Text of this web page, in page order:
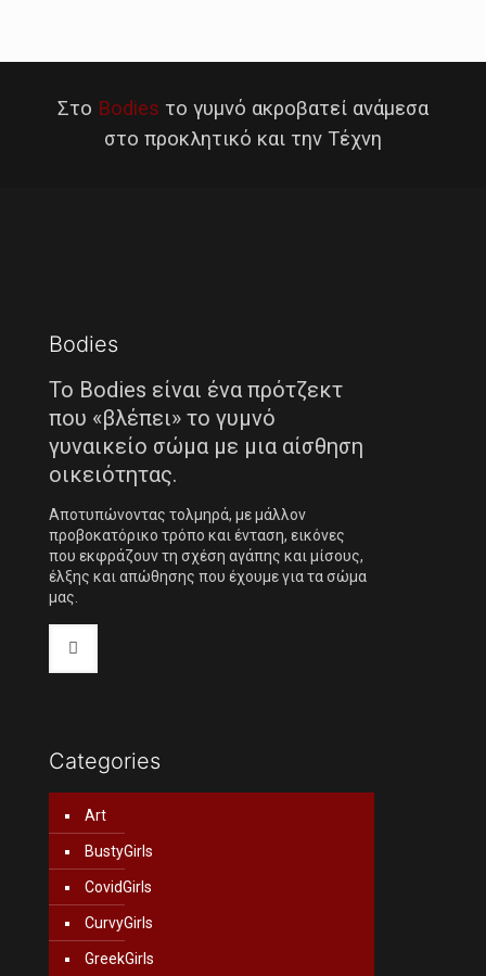
Στο Bodies το γυμνό ακροβατεί ανάμεσα
στο προκλητικό και την Τέχνη
Bodies
Το Bodies είναι ένα πρότζεκτ
που «βλέπει» το γυμνό
γυναικείο σώμα με μια αίσθηση
οικειότητας.
Αποτυπώνοντας τολμηρά, με μάλλον
προβοκατόρικο τρόπο και ένταση, εικόνες
που εκφράζουν τη σχέση αγάπης και μίσους,
έλξης και απώθησης που έχουμε για τα σώμα
μας.
Categories
Art
BustyGirls
CovidGirls
CurvyGirls
GreekGirls